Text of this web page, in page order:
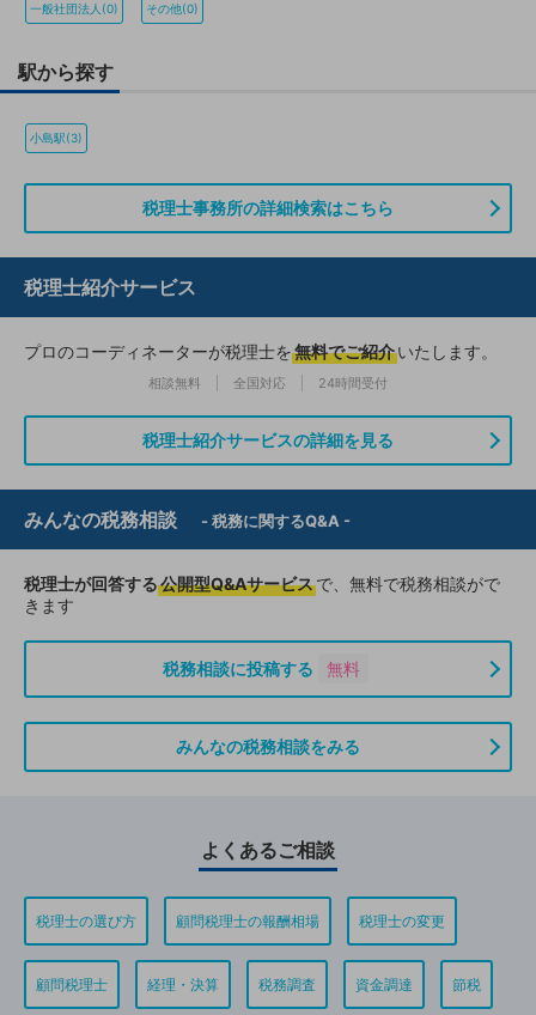
一般社団法人(0) その他(0)
駅から探す
小島駅(3)
税理士事務所の詳細検索はこちら
税理士紹介サービス
プロのコーディネーターが税理士を無料でご紹介いたします。
相談無料 全国対応 24時間受付
税理士紹介サービスの詳細を見る
みんなの税務相談 - 税務に関するQ&A -
税理士が回答する公開型Q&Aサービスで、無料で税務相談がで
きます
税務相談に投稿する 無料
みんなの税務相談をみる
よくあるご相談
税理士の選び方 顧問税理士の報酬相場 税理士の変更
顧問税理士 経理・決算 税務調査 資金調達 節税